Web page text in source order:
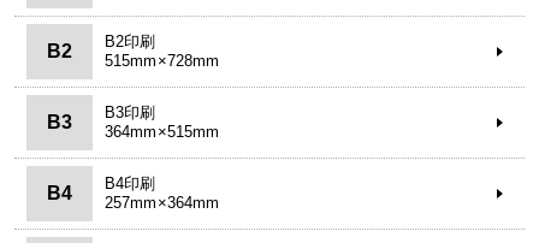
B2
B2印刷
515mm×728mm
B3
B3印刷
364mm×515mm
B4
B4印刷
257mm×364mm